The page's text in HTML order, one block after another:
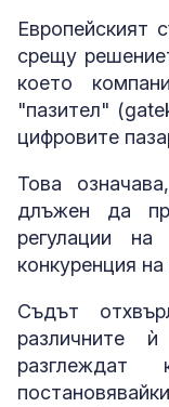
Европейският
срещу
което
"пазител"
цифровите
Това
длъжен да
регулации
конкуренция
Съдът
различните
разглеждат